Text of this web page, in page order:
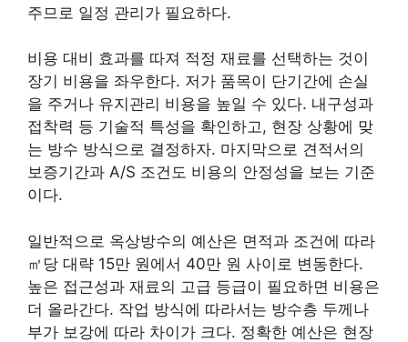
주므로 일정 관리가 필요하다.
비용 대비 효과를 따져 적정 재료를 선택하는 것이
장기 비용을 좌우한다. 저가 품목이 단기간에 손실
을 주거나 유지관리 비용을 높일 수 있다. 내구성과
접착력 등 기술적 특성을 확인하고, 현장 상황에 맞
는 방수 방식으로 결정하자. 마지막으로 견적서의
보증기간과 A/S 조건도 비용의 안정성을 보는 기준
이다.
일반적으로 옥상방수의 예산은 면적과 조건에 따라
㎡당 대략 15만 원에서 40만 원 사이로 변동한다.
높은 접근성과 재료의 고급 등급이 필요하면 비용은
더 올라간다. 작업 방식에 따라서는 방수층 두께나
부가 보강에 따라 차이가 크다. 정확한 예산은 현장